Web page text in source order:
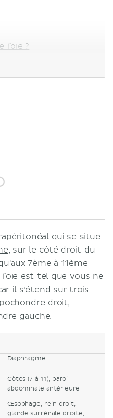
foie ?
qui se situe
, sur le côté droit du
7ème à 11ème
foie est tel que vous ne
il s’étend sur trois
droit,
gauche.
Diaphragme
Côtes (7 à 11), paroi
abdominale antérieure
Œsophage, rein droit,
glande surrénale droite,